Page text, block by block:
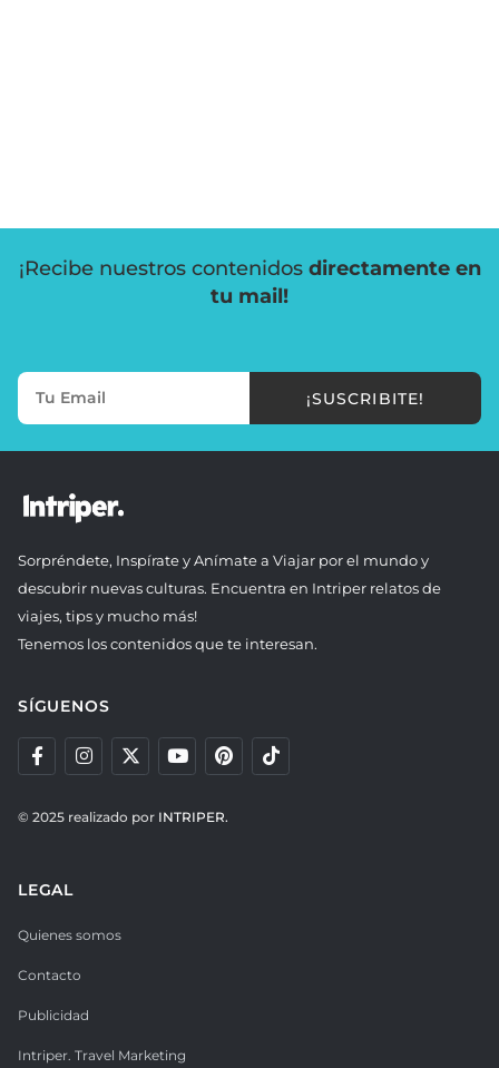
¡Recibe nuestros contenidos directamente en
tu mail!
¡SUSCRIBITE!
Sorpréndete, Inspírate y Anímate a Viajar por el mundo y
descubrir nuevas culturas. Encuentra en Intriper relatos de
viajes, tips y mucho más!
Tenemos los contenidos que te interesan.
SÍGUENOS
© 2025 realizado por INTRIPER.
LEGAL
Quienes somos
Contacto
Publicidad
Intriper. Travel Marketing